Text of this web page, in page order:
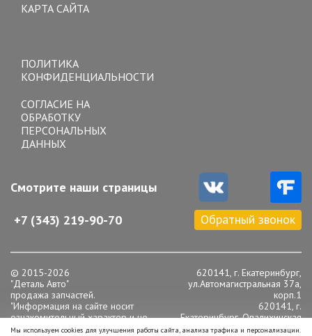
КАРТА САЙТА
ПОЛИТИКА
КОНФИДЕНЦИАЛЬНОСТИ
СОГЛАСИЕ НА
ОБРАБОТКУ
ПЕРСОНАЛЬНЫХ
ДАННЫХ
Смотрите наши страницы
+7 (343) 219-90-70 Обратный звонок
© 2015-2026
"Деталь Авто"
продажа запчастей.
"Информация на сайте носит
ознакомительный характер и не
является публичной офертой,
620141, г. Екатеринбург,
ул.Автомагистральная 37а,
корп.1
620141, г.
Екатеринбург, Опалихинская
16
Мы используем cookies для улучшения работы сайта, анализа трафика и персонализации.